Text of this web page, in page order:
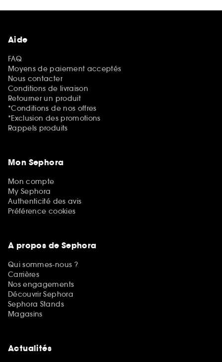
Aide
FAQ
Moyens de paiement acceptés
Nous contacter
Conditions de livraison
Retourner un produit
*Conditions de nos offres
*Exclusion des promotions
Rappels produits
Mon Sephora
Mon compte
My Sephora
Authenticité des avis
Préférence cookies
A propos de Sephora
Qui sommes-nous ?
Carrières
Nos engagements
Découvrir Sephora
Sephora Stands
Magasins
Actualités